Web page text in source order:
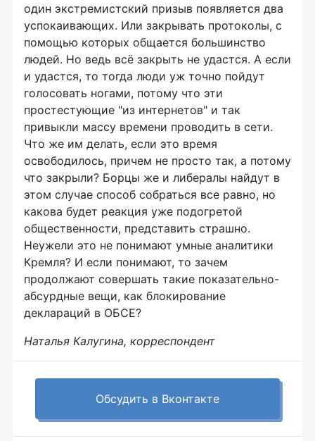
один экстремистский призыв появляется два
успокаивающих. Или закрывать протоколы, с
помощью которых общается большинство
людей. Но ведь всё закрыть не удастся. А если
и удастся, то тогда люди уж точно пойдут
голосовать ногами, потому что эти
простестующие "из интернетов" и так
привыкли массу времени проводить в сети.
Что же им делать, если это время
освободилось, причем не просто так, а потому
что закрыли? Борцы же и либералы найдут в
этом случае способ собраться все равно, но
какова будет реакция уже подогретой
общественности, представить страшно.
Неужели это не понимают умные аналитики
Кремля? И если понимают, то зачем
продолжают совершать такие показательно-
абсурдные вещи, как блокирование
деклараций в ОБСЕ?
Наталья Калугина, корреспондент
Обсудить в Вконтакте